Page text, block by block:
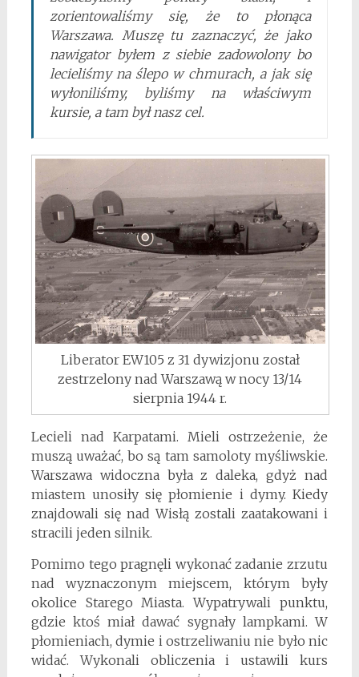
zorientowaliśmy się, że to płonąca
Warszawa. Muszę tu zaznaczyć, że jako
nawigator byłem z siebie zadowolony bo
lecieliśmy na ślepo w chmurach, a jak się
wyłoniliśmy, byliśmy na właściwym
kursie, a tam był nasz cel.
Liberator EW105 z 31 dywizjonu został
zestrzelony nad Warszawą w nocy 13/14
sierpnia 1944 r.
Lecieli nad Karpatami. Mieli ostrzeżenie, że
muszą uważać, bo są tam samoloty myśliwskie.
Warszawa widoczna była z daleka, gdyż nad
miastem unosiły się płomienie i dymy. Kiedy
znajdowali się nad Wisłą zostali zaatakowani i
stracili jeden silnik.
Pomimo tego pragnęli wykonać zadanie zrzutu
nad wyznaczonym miejscem, którym były
okolice Starego Miasta. Wypatrywali punktu,
gdzie ktoś miał dawać sygnały lampkami. W
płomieniach, dymie i ostrzeliwaniu nie było nic
widać. Wykonali obliczenia i ustawili kurs